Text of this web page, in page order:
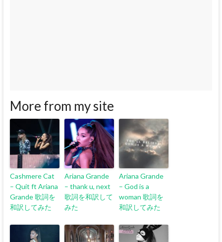
More from my site
Cashmere Cat
– Quit ft Ariana
Grande 歌詞を
和訳してみた
Ariana Grande
– thank u, next
歌詞を和訳して
みた
Ariana Grande
– God is a
woman 歌詞を
和訳してみた